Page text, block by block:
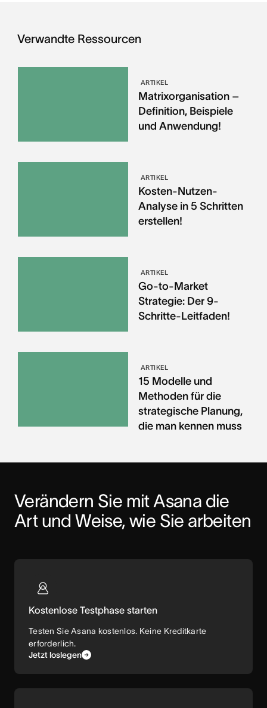
Verwandte Ressourcen
ARTIKEL
Matrixorganisation –
Definition, Beispiele
und Anwendung!
ARTIKEL
Kosten-Nutzen-
Analyse in 5 Schritten
erstellen!
ARTIKEL
Go-to-Market
Strategie: Der 9-
Schritte-Leitfaden!
ARTIKEL
15 Modelle und
Methoden für die
strategische Planung,
die man kennen muss
Verändern Sie mit Asana die
Art und Weise, wie Sie arbeiten
Kostenlose Testphase starten
Testen Sie Asana kostenlos. Keine Kreditkarte
erforderlich.
Jetzt loslegen